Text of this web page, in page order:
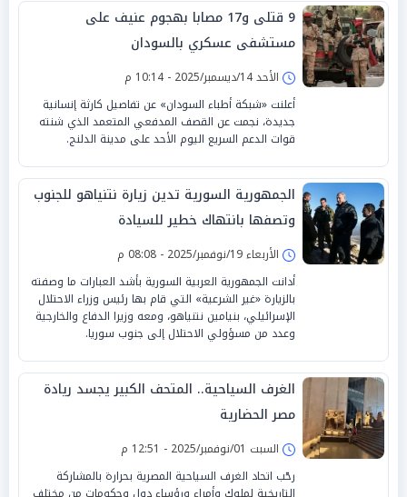
9 قتلى و17 مصابا بهجوم عنيف على
مستشفى عسكري بالسودان
الأحد 14/ديسمبر/2025 - 10:14 م
أعلنت «شبكة أطباء السودان» عن تفاصيل كارثة إنسانية
جديدة، نجمت عن القصف المدفعي المتعمد الذي شنته
قوات الدعم السريع اليوم الأحد على مدينة الدلنج.
الجمهورية السورية تدين زيارة نتنياهو للجنوب
وتصفها بانتهاك خطير للسيادة
الأربعاء 19/نوفمبر/2025 - 08:08 م
أدانت الجمهورية العربية السورية بأشد العبارات ما وصفته
بالزيارة «غير الشرعية» التي قام بها رئيس وزراء الاحتلال
الإسرائيلي، بنيامين نتنياهو، ومعه وزيرا الدفاع والخارجية
وعدد من مسؤولي الاحتلال إلى جنوب سوريا.
الغرف السياحية.. المتحف الكبير يجسد ريادة
مصر الحضارية
السبت 01/نوفمبر/2025 - 12:51 م
رحّب اتحاد الغرف السياحية المصرية بحرارة بالمشاركة